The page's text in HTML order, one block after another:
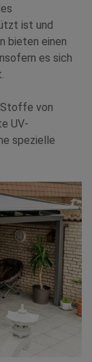
ist und
bieten einen
es sich
Stoffe von
UV-
spezielle